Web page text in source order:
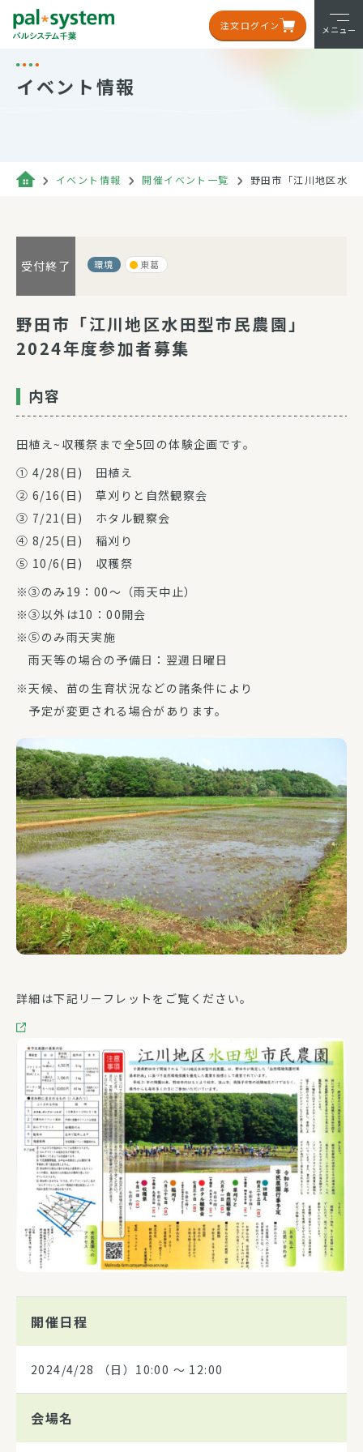
注文ログイン メニュー
イベント情報
イベント情報 開催イベント一覧 野田市「江川地区水
受付終了 環境 東葛
野田市「江川地区水田型市民農園」
2024年度参加者募集
内容
田植え~収穫祭まで全5回の体験企画です。
① 4/28(日) 田植え
② 6/16(日) 草刈りと自然観察会
③ 7/21(日) ホタル観察会
④ 8/25(日) 稲刈り
⑤ 10/6(日) 収穫祭
※③のみ19：00～（雨天中止）
※③以外は10：00開会
※⑤のみ雨天実施
雨天等の場合の予備日：翌週日曜日
※天候、苗の生育状況などの諸条件により
予定が変更される場合があります。
詳細は下記リーフレットをご覧ください。
開催日程
2024/4/28 （日）10:00 〜 12:00
会場名